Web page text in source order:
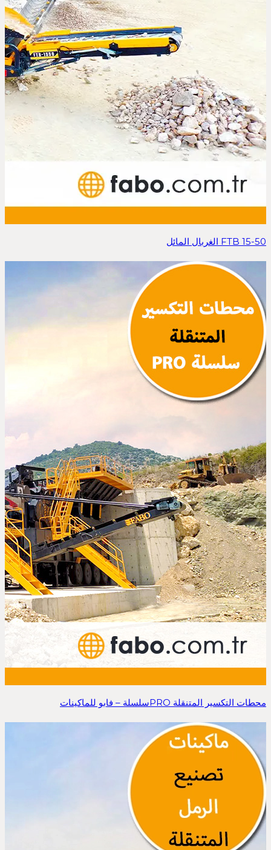
FTB 15-50 الغربال المائل
محطات التكسير المتنقلة PROسلسلة – فابو للماكينات